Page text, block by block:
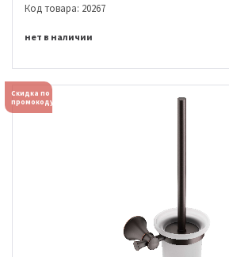
Код товара: 20267
нет в наличии
Скидка по
промокоду